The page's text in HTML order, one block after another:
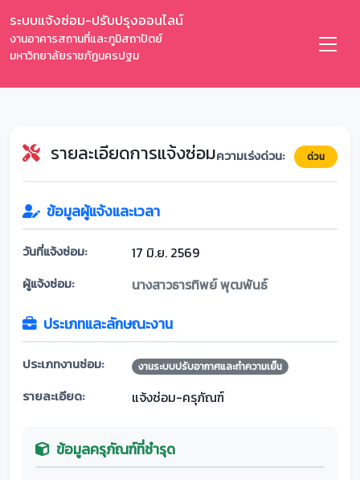
ระบบแจ้งซ่อม-ปรับปรุงออนไลน์
งานอาคารสถานที่และภูมิสถาปัตย์
มหาวิทยาลัยราชภัฏนครปฐม
รายละเอียดการแจ้งซ่อมความเร่งด่วน: ด่วน
ข้อมูลผู้แจ้งและเวลา
วันที่แจ้งซ่อม: 17 มิ.ย. 2569
ผู้แจ้งซ่อม: นางสาวธารทิพย์ พุฒพันธ์
ประเภทและลักษณะงาน
ประเภทงานซ่อม: งานระบบปรับอากาศและทำความเย็น
รายละเอียด: แจ้งซ่อม-ครุภัณฑ์
ข้อมูลครุภัณฑ์ที่ชำรุด